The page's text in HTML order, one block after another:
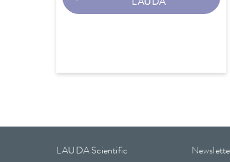
LAUDA
LAUDA Scientific